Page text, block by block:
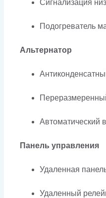
Сигнализация
Подогреватель
Альтернатор
Автоматический
Панель управления
Удаленная
Удаленный